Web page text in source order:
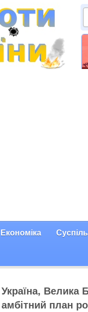
Економіка
Україна, Велика
амбітний план